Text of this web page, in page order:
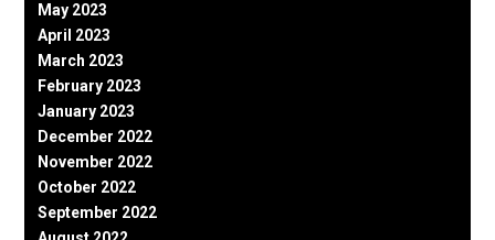
May 2023
April 2023
March 2023
February 2023
January 2023
December 2022
November 2022
October 2022
September 2022